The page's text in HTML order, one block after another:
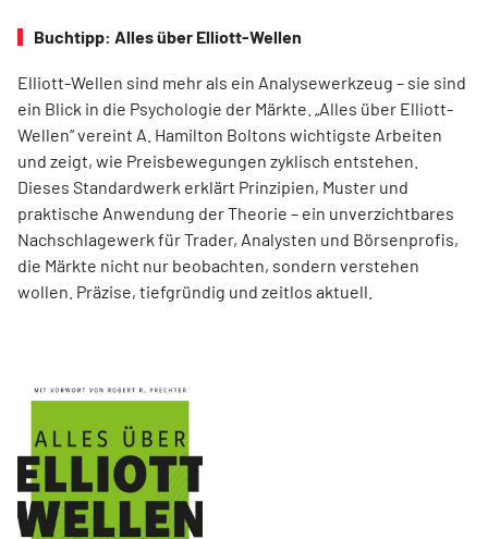
Buchtipp: Alles über Elliott-Wellen
Elliott-Wellen sind mehr als ein Analysewerkzeug – sie sind
ein Blick in die Psychologie der Märkte. „Alles über Elliott-
Wellen“ vereint A. Hamilton Boltons wichtigste Arbeiten
und zeigt, wie Preisbewegungen zyklisch entstehen.
Dieses Standardwerk erklärt Prinzipien, Muster und
praktische Anwendung der Theorie – ein unverzichtbares
Nachschlagewerk für Trader, Analysten und Börsenprofis,
die Märkte nicht nur beobachten, sondern verstehen
wollen. Präzise, tiefgründig und zeitlos aktuell.